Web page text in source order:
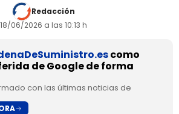
Redacción
18/06/2026 a las 10:13 h
como
de Google de forma
con las últimas noticias de